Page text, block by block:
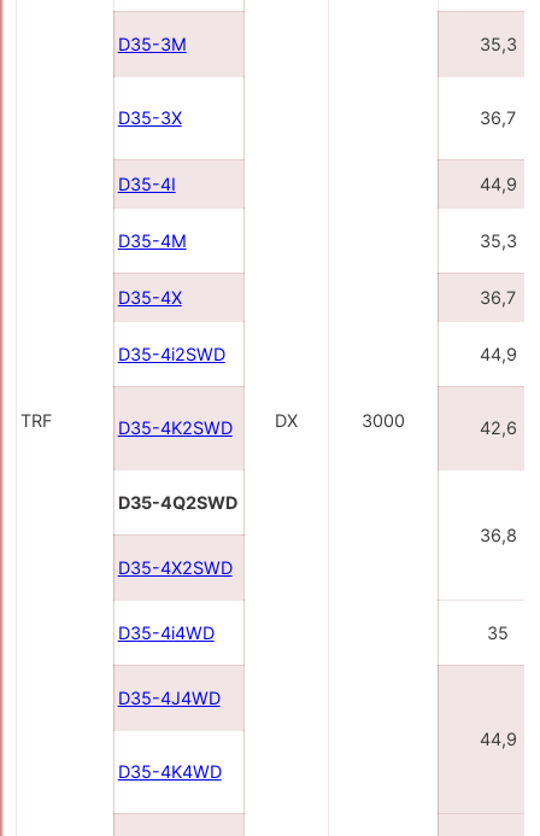
TRF DX 3000
D35-3M 35,3
D35-3X 36,7
D35-4I 44,9
D35-4M 35,3
D35-4X 36,7
D35-4i2SWD 44,9
D35-4K2SWD 42,6
D35-4Q2SWD
36,8
D35-4X2SWD
D35-4i4WD 35
D35-4J4WD
44,9
D35-4K4WD